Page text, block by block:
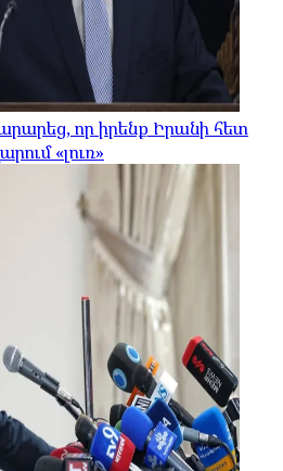
որ իրենք Իրանի հետ
«լուռ»